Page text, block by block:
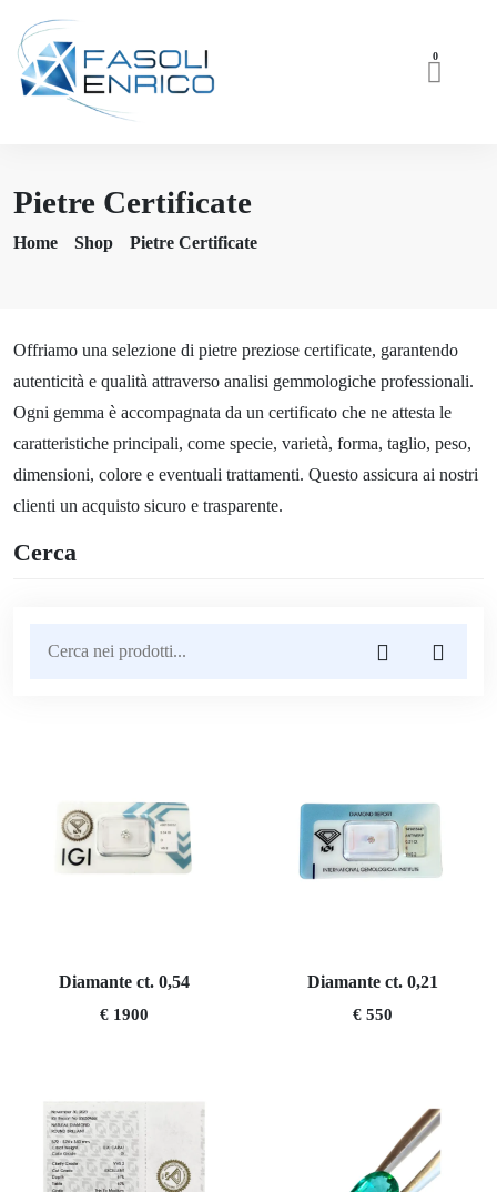
0
Pietre Certificate
Home Shop Pietre Certificate
Offriamo una selezione di pietre preziose certificate, garantendo
autenticità e qualità attraverso analisi gemmologiche professionali.
Ogni gemma è accompagnata da un certificato che ne attesta le
caratteristiche principali, come specie, varietà, forma, taglio, peso,
dimensioni, colore e eventuali trattamenti. Questo assicura ai nostri
clienti un acquisto sicuro e trasparente.
Cerca
Diamante ct. 0,54
€ 1900
Diamante ct. 0,21
€ 550